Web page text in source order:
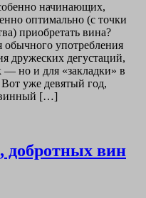
начинающих,
оптимально (с точки
приобретать вина?
обычного употребления
дружеских дегустаций,
— но и для «закладки» в
уже девятый год,
винный […]
добротных вин